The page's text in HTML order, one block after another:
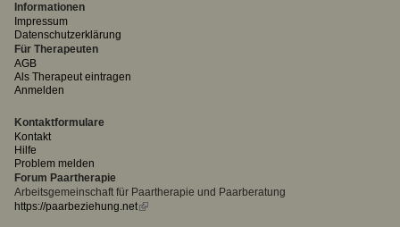
Informationen
Impressum
Datenschutzerklärung
Für Therapeuten
AGB
Als Therapeut eintragen
Anmelden
Kontaktformulare
Kontakt
Hilfe
Problem melden
Forum Paartherapie
Arbeitsgemeinschaft für Paartherapie und Paarberatung
https://paarbeziehung.net(link